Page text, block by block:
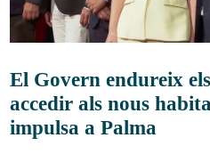
El Govern endureix
accedir als nous
impulsa a Palma